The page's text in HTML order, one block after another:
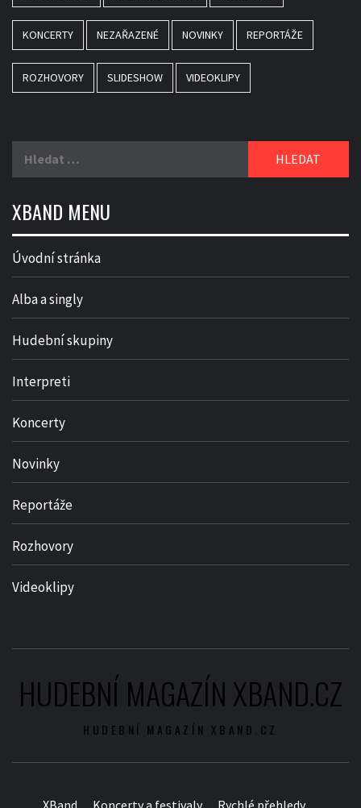
KONCERTY NEZAŘAZENÉ NOVINKY REPORTÁŽE
ROZHOVORY SLIDESHOW VIDEOKLIPY
XBAND MENU
Úvodní stránka
Alba a singly
Hudební skupiny
Interpreti
Koncerty
Novinky
Reportáže
Rozhovory
Videoklipy
HUDEBNÍ MAGAZÍN XBAND.CZ
HUDEBNÍ MAGAZÍN XBAND.CZ
XBand Koncerty a festivaly Rychlé přehledy